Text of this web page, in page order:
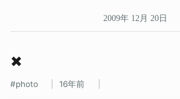
2009年 12月 20日
✖
photo 16年前